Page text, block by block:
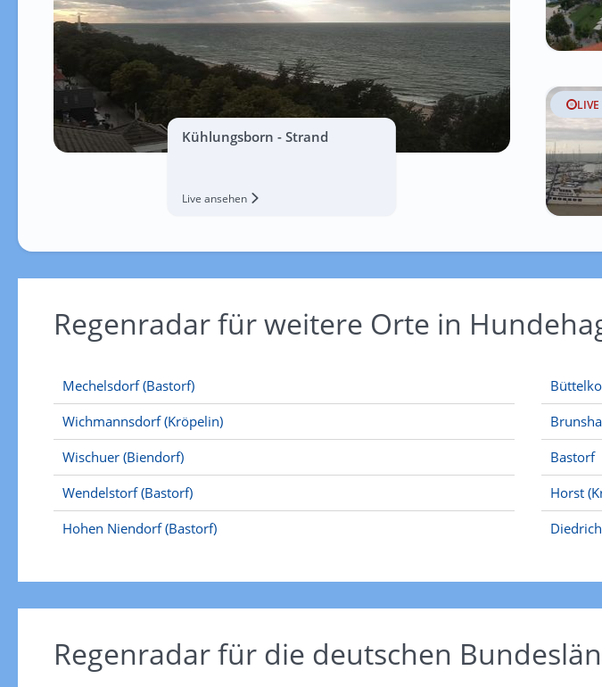
Kühlungsborn - Strand
Live ansehen
LIVE
Regenradar für weitere Orte in
Mechelsdorf (Bastorf)
Wichmannsdorf (Kröpelin)
Wischuer (Biendorf)
Wendelstorf (Bastorf)
Hohen Niendorf (Bastorf)
Bastorf
Horst
Regenradar für die deutschen